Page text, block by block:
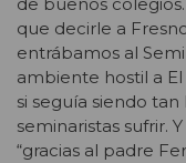
que decirle a
entrábamos al
ambiente hostil a
si seguía siendo
seminaristas sufrir.
“gracias al padre